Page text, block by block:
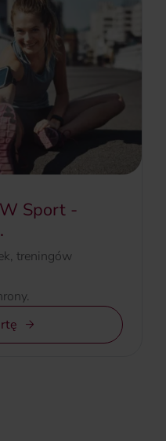
Sport -
treningów